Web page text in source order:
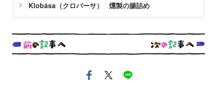
Klobása（クロバーサ） 燻製の腸詰め